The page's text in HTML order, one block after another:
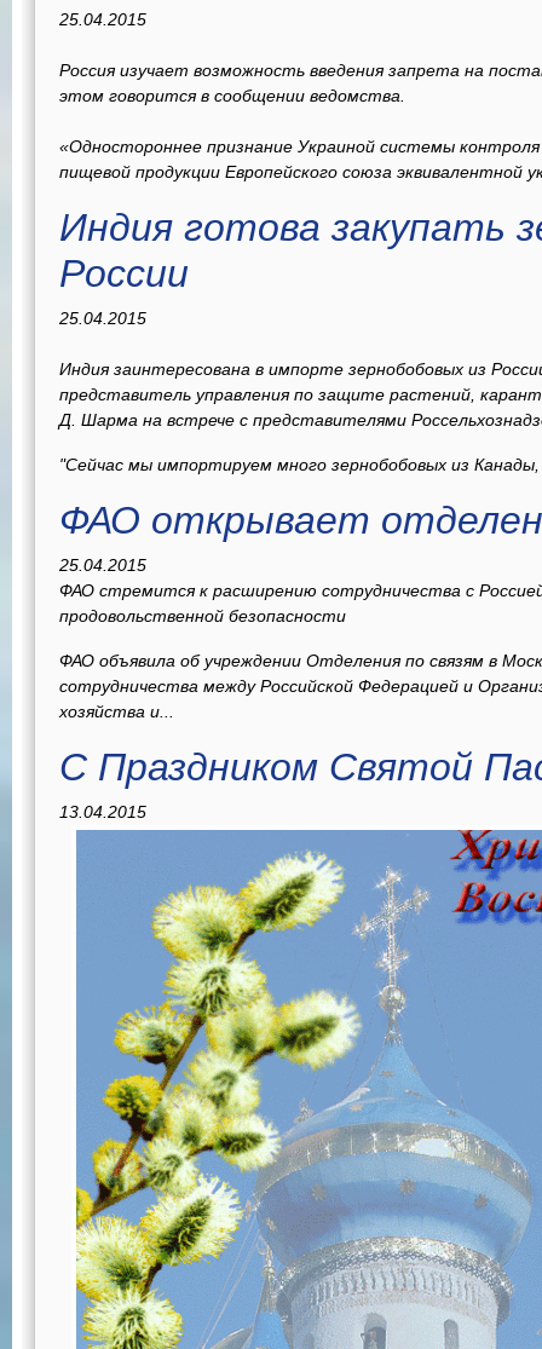
25.04.2015
Россия изучает возможность введения запрета на
этом говорится в сообщении ведомства.
«Одностороннее признание Украиной системы
пищевой продукции Европейского союза эквивалентной
Индия готова закупать
России
25.04.2015
Индия заинтересована в импорте зернобобовых из
представитель управления по защите растений,
Д. Шарма на встрече с представителями
"Сейчас мы импортируем много зернобобовых из
ФАО открывает
25.04.2015
ФАО стремится к расширению сотрудничества с
продовольственной безопасности
ФАО объявила об учреждении Отделения по связям в
сотрудничества между Российской Федерацией и
хозяйства и...
С Праздником Святой
13.04.2015